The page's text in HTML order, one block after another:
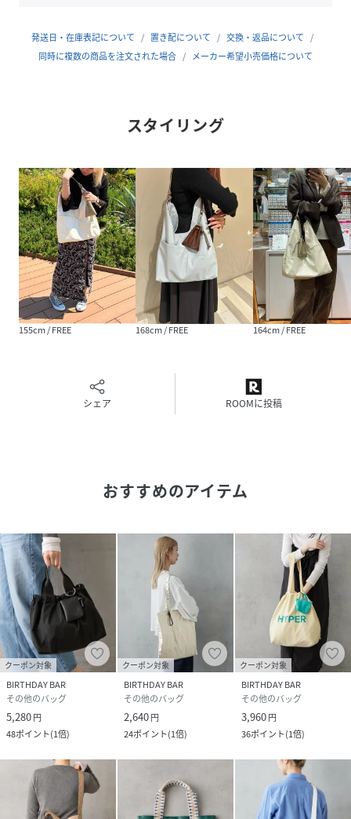
ポケットに入れたものが中で倒れないようになっています。
反対側のチャック付きのポケットの横にはDカンがついてお
しさを感じるカラーと合わせて、ニュアンスさがさらにアッ
サイズに合わせて収納が可能です。
バッグの開口部と同様にマグネットが付いているため、落し
物の心配も軽減されます。
また、持ち手部分をパラコードにすることで、大人っぽい雰
囲気の中にもカジュアルさをプラスされた仕上がりに。
バッグ本体との異素材の組み合わせが目を引き、程よい抜け
感を演出してくれます。
取り外し可能なので、バッグの中のDカンに巾着を付けた
り、巾着単体で使ったりするのも◎
スタイリングに合わせてアレンジを楽しんでいただけます。
本体サイズ：幅(下)35×高さ44×奥行10.5cm
巾着ストラップ：約21.5cm（金具込み）
開閉：マグネット式
内ポケット：オープン式×2、チャック式×1
外ポケット：オープン式×1（開口部にマグネット付き）
▼color
・スカイブルー（巾着：ブラウン）
爽やかな春らしさを意識してririkaがセレクトした、トレン
ドのブラウンとの配色が可愛らしいカラー。
差し色としてもコーデに合わせやすい色合いになっていま
す。
・アイボリー（巾着：グレーベージュ）
シンプルに取り入れやすいベーシックカラー。
柔らかでクリーンな印象を与えてくれ、白やベージュ系のワ
発送日・在庫表記について 置き配について
交換・返品について
同時に複数の商品を注文された場合
メーカー希望小売価格について
スタイリング
155cm / FREE 168cm / FREE 164cm / FREE
シェア ROOMに投稿
おすすめのアイテム
クーポン対象
BIRTHDAY BAR
その他のバッグ
5,280円
48ポイント(1倍)
クーポン対象
BIRTHDAY BAR
その他のバッグ
2,640円
24ポイント(1倍)
クーポン対象
BIRTHDAY BAR
その他のバッグ
3,960円
36ポイント(1倍)